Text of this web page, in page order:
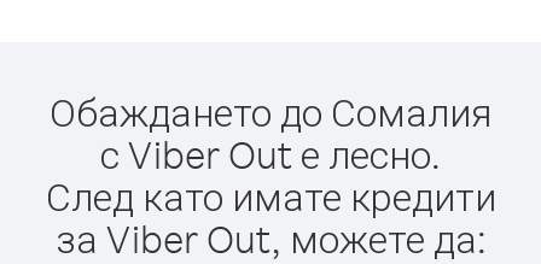
Обаждането до Сомалия
с Viber Out е лесно.
След като имате кредити
за Viber Out, можете да: